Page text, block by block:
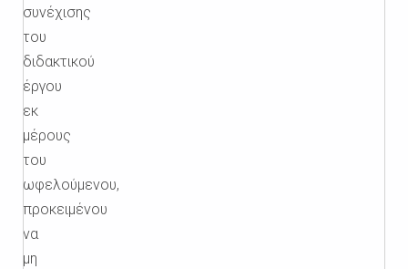
συνέχισης
του
διδακτικού
έργου
εκ
μέρους
του
ωφελούμενου,
προκειμένου
να
μη